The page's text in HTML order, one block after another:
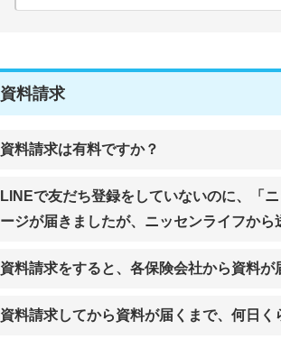
資料請求
資料請求は有料ですか？
LINEで友だち登録をしていないのに、「
ージが届きましたが、ニッセンライフから
資料請求をすると、各保険会社から資料が
資料請求してから資料が届くまで、何日く